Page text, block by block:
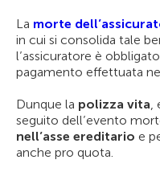
La morte
in cui si consolida tale
l’assicuratore è
pagamento effettuata
Dunque la polizza vita,
seguito dell’evento
nell’asse ereditario e
anche pro quota.